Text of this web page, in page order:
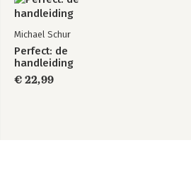
Michael Schur
Perfect: de
handleiding
€ 22,99